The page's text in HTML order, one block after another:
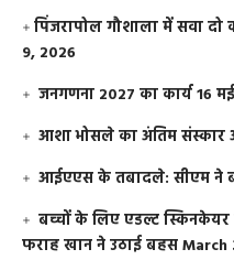
​पिंजरापोल गौशाला में सवा दो
9, 2026
जनगणना 2027 का कार्य 16
आशा भोसले का अंतिम
आईएएस के तबादले: सीएम ने
बच्चों के लिए एडल्ट
फराह खान ने उठाई बहसMarch